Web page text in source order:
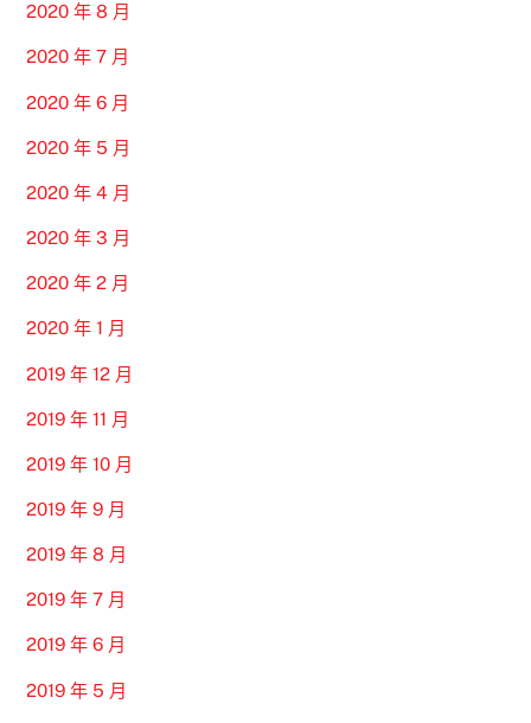
2020 年 8 月
2020 年 7 月
2020 年 6 月
2020 年 5 月
2020 年 4 月
2020 年 3 月
2020 年 2 月
2020 年 1 月
2019 年 12 月
2019 年 11 月
2019 年 10 月
2019 年 9 月
2019 年 8 月
2019 年 7 月
2019 年 6 月
2019 年 5 月